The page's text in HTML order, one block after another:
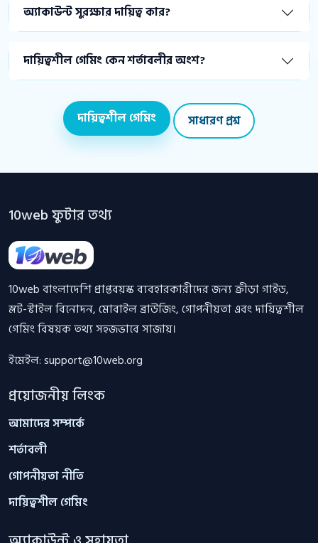
অ্যাকাউন্ট সুরক্ষার দায়িত্ব কার?
দায়িত্বশীল গেমিং কেন শর্তাবলীর অংশ?
দায়িত্বশীল গেমিং সাধারণ প্রশ্ন
10web ফুটার তথ্য
10web বাংলাদেশি প্রাপ্তবয়স্ক ব্যবহারকারীদের জন্য ক্রীড়া গাইড,
স্লট-স্টাইল বিনোদন, মোবাইল ব্রাউজিং, গোপনীয়তা এবং দায়িত্বশীল
গেমিং বিষয়ক তথ্য সহজভাবে সাজায়।
ইমেইল:support@10web.org
প্রয়োজনীয় লিংক
আমাদের সম্পর্কে
শর্তাবলী
গোপনীয়তা নীতি
দায়িত্বশীল গেমিং